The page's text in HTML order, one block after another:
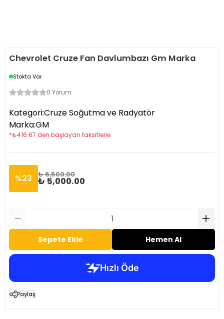
Chevrolet Cruze Fan Davlumbazı Gm Marka
Stokta Var
0 Yorum
Kategori:Cruze Soğutma ve Radyatör
Marka:GM
*₺416.67 den başlayan taksitlerle
%23 ₺ 6,500.00
₺ 5,000.00
Sepete Ekle Hemen Al
Paylaş